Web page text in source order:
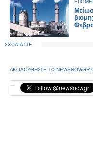
ΣΧΟΛΙΑΣΤΕ
ΑΚΟΛΟΥΘΗΣΤΕ ΤΟ